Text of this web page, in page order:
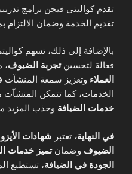
تقدم كواليتي فيجن برامج
تقديم الخدمة وضمان الالتزام
بالإضافة إلى ذلك، تسهم
فعالة لتحسينتجربة الضيوف،
العملاء وتعزيز سمعة
الخدمات، كما تتمكن المنشآت
خدمات الضيافة وجذب المزيد
في النهاية، تعتبر شهادات الأيزو
الضيوف وضمانتميز خدمات
الجودة في الضيافة، تستطيع